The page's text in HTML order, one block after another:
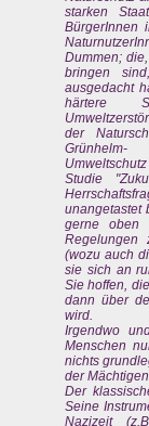
starken
BürgerInnen
Dummen;
bringen
ausgedacht
härtere
der
Grünhelm-
Studie
unangetastet
gerne oben
Regelungen
(wozu auch
sie sich an
Sie hoffen,
dann über
wird.
Irgendwo
Menschen
nichts
der
Der
Seine
Nazizeit